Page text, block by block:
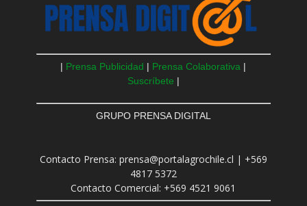
| Prensa Publicidad | Prensa Colaborativa |
Suscríbete |
GRUPO PRENSA DIGITAL
Contacto Prensa: prensa@portalagrochile.cl | +569
4817 5372
Contacto Comercial: +569 4521 9061